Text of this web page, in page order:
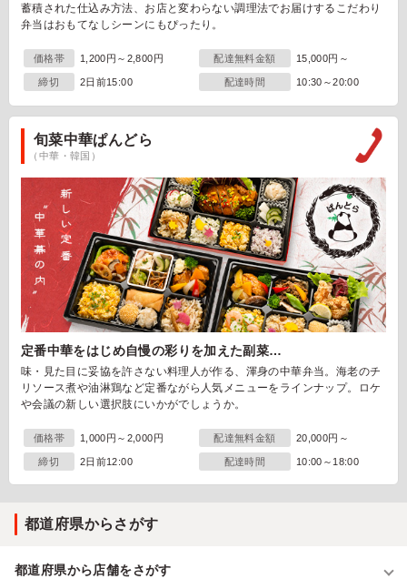
蓄積された仕込み方法、お店と変わらない調理法でお届けするこだわり
弁当はおもてなしシーンにもぴったり。
価格帯 1,200円～2,800円 配達無料金額 15,000円～
締切 2日前15:00 配達時間 10:30～20:00
旬菜中華ぱんどら
（中華・韓国）
定番中華をはじめ自慢の彩りを加えた副菜…
味・見た目に妥協を許さない料理人が作る、渾身の中華弁当。海老のチ
リソース煮や油淋鶏など定番ながら人気メニューをラインナップ。ロケ
や会議の新しい選択肢にいかがでしょうか。
価格帯 1,000円～2,000円 配達無料金額 20,000円～
締切 2日前12:00 配達時間 10:00～18:00
都道府県からさがす
都道府県から店舗をさがす